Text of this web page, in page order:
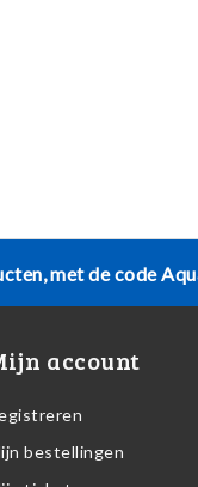
met de code
account
bestellingen